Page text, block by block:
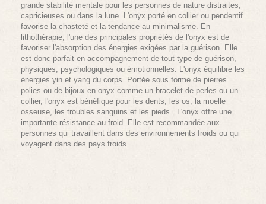
grande stabilité mentale pour les personnes de nature distraites,
capricieuses ou dans la lune. L'onyx porté en collier ou pendentif
favorise la chasteté et la tendance au minimalisme. En
lithothérapie, l'une des principales propriétés de l'onyx est de
favoriser l'absorption des énergies exigées par la guérison. Elle
est donc parfait en accompagnement de tout type de guérison,
physiques, psychologiques ou émotionnelles. L'onyx équilibre les
énergies yin et yang du corps. Portée sous forme de pierres
polies ou de bijoux en onyx comme un bracelet de perles ou un
collier, l'onyx est bénéfique pour les dents, les os, la moelle
osseuse, les troubles sanguins et les pieds. L'onyx offre une
importante résistance au froid. Elle est recommandée aux
personnes qui travaillent dans des environnements froids ou qui
voyagent dans des pays froids.